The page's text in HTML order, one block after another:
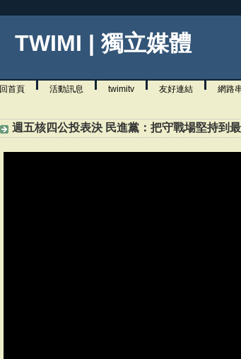
TWIMI | 獨立媒體
回首頁 活動訊息 twimitv 友好連結 網路
週五核四公投表決 民進黨：把守戰場堅持到